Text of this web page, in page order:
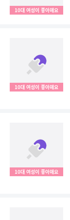
10대 여성이 좋아해요
10대 여성이 좋아해요
10대 여성이 좋아해요